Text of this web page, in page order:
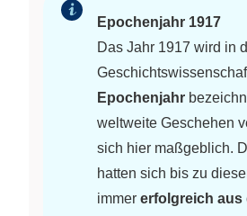
Epochenjahr 1917
Das Jahr 1917 wird in
Epochenjahr
weltweite Geschehen
sich hier maßgeblich.
hatten sich bis zu
immer erfolgreich aus